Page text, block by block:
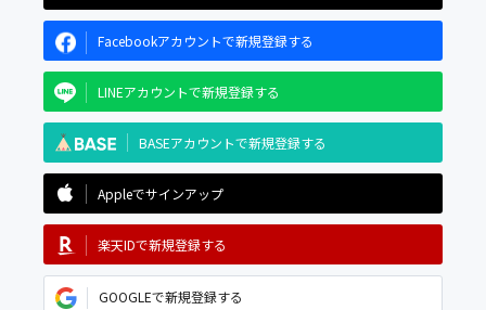
Facebookアカウントで新規登録する
LINEアカウントで新規登録する
BASEアカウントで新規登録する
Appleでサインアップ
楽天IDで新規登録する
GOOGLEで新規登録する